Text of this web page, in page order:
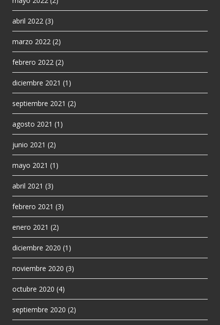
abril 2022 (3)
marzo 2022 (2)
febrero 2022 (2)
diciembre 2021 (1)
septiembre 2021 (2)
agosto 2021 (1)
junio 2021 (2)
mayo 2021 (1)
abril 2021 (3)
febrero 2021 (3)
enero 2021 (2)
diciembre 2020 (1)
noviembre 2020 (3)
octubre 2020 (4)
septiembre 2020 (2)